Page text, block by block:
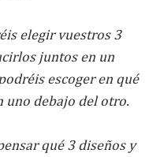
elegir vuestros 3
juntos en un
escoger en qué
uno debajo del otro.
qué 3 diseños y